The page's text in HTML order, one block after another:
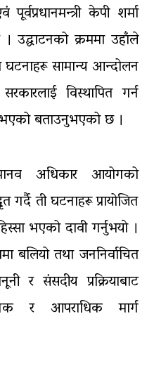
केपी शर्मा
उद्घाटनको क्रममा उहाँले
सामान्य आन्दोलन
विस्थापित गर्न
भएको बताउनुभएको छ ।
अधिकार आयोगको
गर्दै ती घटनाहरू प्रायोजित
भएको दावी गर्नुभयाे ।
बलियो तथा जननिर्वाचित
र संसदीय प्रक्रियाबाट
र आपराधिक मार्ग